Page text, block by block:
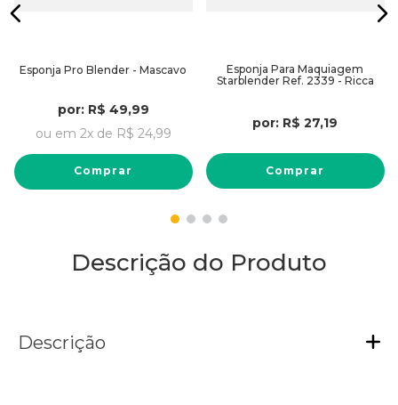
Esponja Pro Blender - Mascavo
por: R$ 49,99
ou em 2x de R$ 24,99
Comprar
Esponja Para Maquiagem
Starblender Ref. 2339 - Ricca
por: R$ 27,19
Comprar
Descrição do Produto
Descrição